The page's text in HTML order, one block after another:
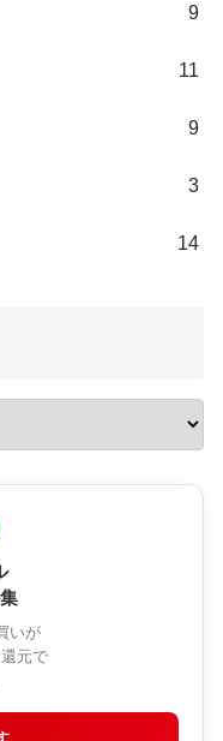
9
11
9
3
14
いが
元で